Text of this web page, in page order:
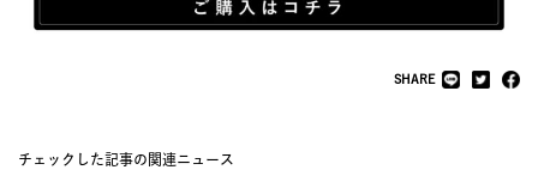
SHARE
チェックした記事の関連ニュース